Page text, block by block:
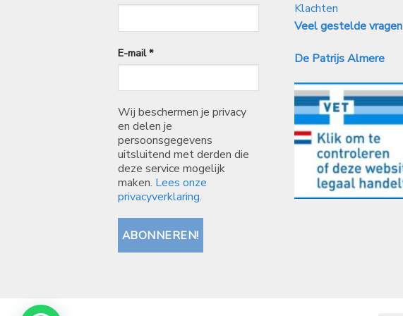
E-mail*
Wij beschermen je privacy
en delen je
persoonsgegevens
uitsluitend met derden die
deze service mogelijk
maken. Lees onze
privacyverklaring.
Klachten
Veel gestelde vragen
De Patrijs Almere